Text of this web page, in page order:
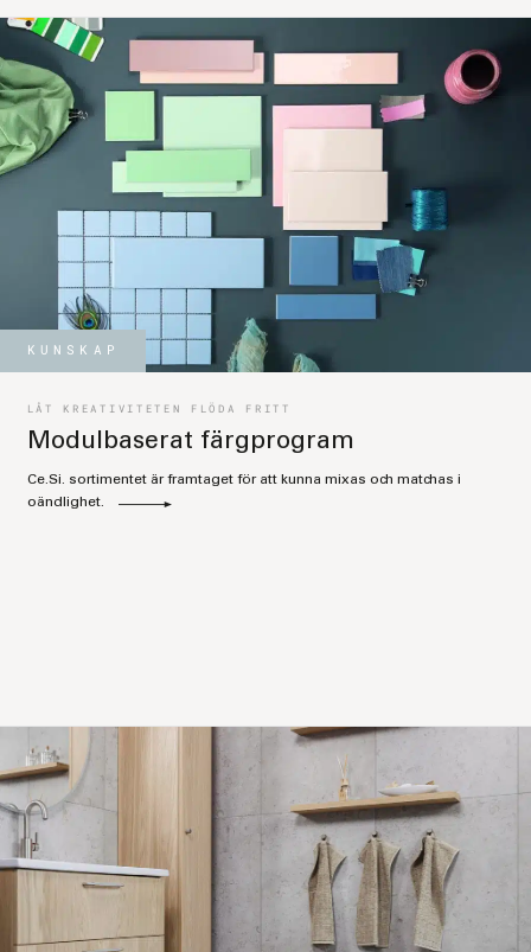
KUNSKAP
LÅT KREATIVITETEN FLÖDA FRITT
Modulbaserat färgprogram
Ce.Si. sortimentet är framtaget för att kunna mixas och matchas i
oändlighet.